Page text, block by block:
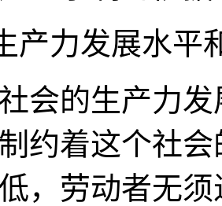
力发展水平
的生产力发
约着这个社
，劳动者无